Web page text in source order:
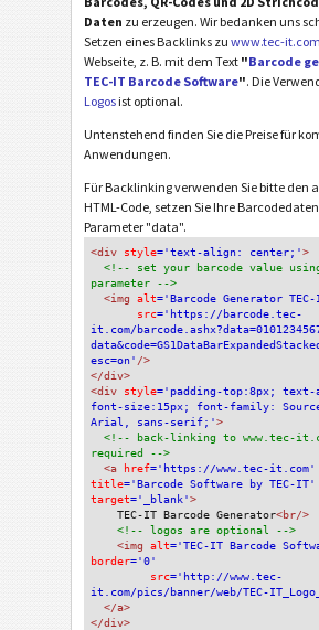
Daten zu erzeugen. Wir bedanken uns
Setzen eines Backlinks zu www.tec-it.com
Webseite, z. B. mit dem Text "Barcode
TEC-IT Barcode Software". Die
Logos ist optional.
Untenstehend finden Sie die Preise für
Anwendungen.
Für Backlinking verwenden Sie bitte den
HTML-Code, setzen Sie Ihre
Parameter "data".
<div style='text-align: center;'>
<!-- set your barcode value
parameter -->
<img alt='Barcode Generator
src='https://barcode.tec-
it.com/
esc=on' />
</div>
<div style='padding-top:8px;
font-size:15px; font-family: Source
Arial, sans-serif;'>
<!-- back-linking to www.tec-
required -->
<a href='https://www.tec-it.com'
title='Barcode Software by TEC-IT'
target='_blank'>
TEC-IT Barcode Generator<br/>
<!-- logos are optional -->
<img alt='TEC-IT Barcode
border='0'
src='http://www.tec-
it.com/pics/banner/web/TEC-
</a>
</div>